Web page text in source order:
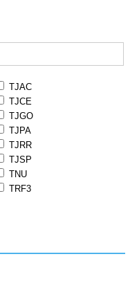
TJAC
TJCE
TJGO
TJPA
TJRR
TJSP
TNU
TRF3